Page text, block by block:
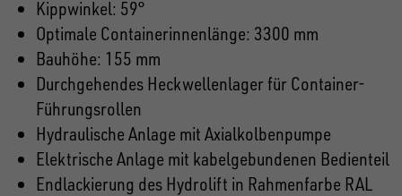
Kippwinkel: 59°
Optimale Containerinnenlänge: 3300 mm
Bauhöhe: 155 mm
Durchgehendes Heckwellenlager für Container-
Führungsrollen
Hydraulische Anlage mit Axialkolbenpumpe
Elektrische Anlage mit kabelgebundenen Bedienteil
Endlackierung des Hydrolift in Rahmenfarbe RAL